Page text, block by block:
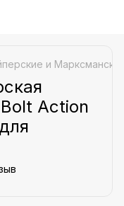
и
Action